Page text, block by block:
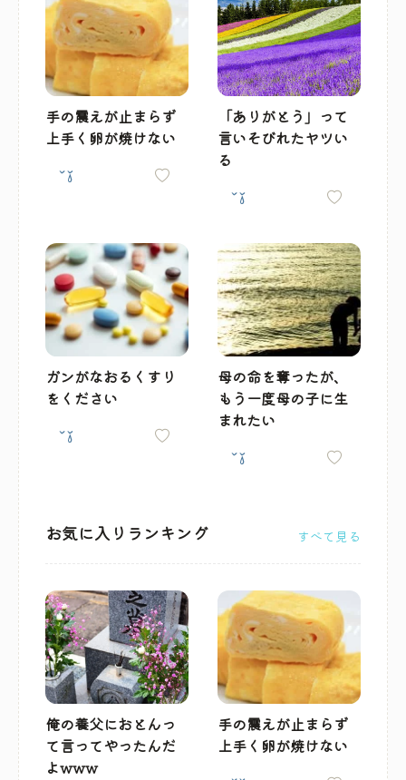
手の震えが止まらず
上手く卵が焼けない
「ありがとう」って
言いそびれたヤツい
る
ガンがなおるくすり
をください
母の命を奪ったが、
もう一度母の子に生
まれたい
お気に入りランキング すべて見る
俺の養父におとんっ
て言ってやったんだ
よwww
手の震えが止まらず
上手く卵が焼けない